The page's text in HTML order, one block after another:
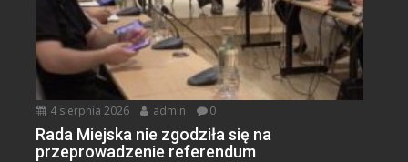
4 sierpnia 2026 admin 0
Rada Miejska nie zgodziła się na
przeprowadzenie referendum